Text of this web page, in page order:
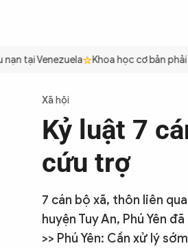
tại Venezuela Khoa học cơ bản phải
Xã hội
Kỷ luật 7
cứu trợ
7 cán bộ xã, thôn liên
huyện Tuy An, Phú Yên
>> Phú Yên: Cần xử lý